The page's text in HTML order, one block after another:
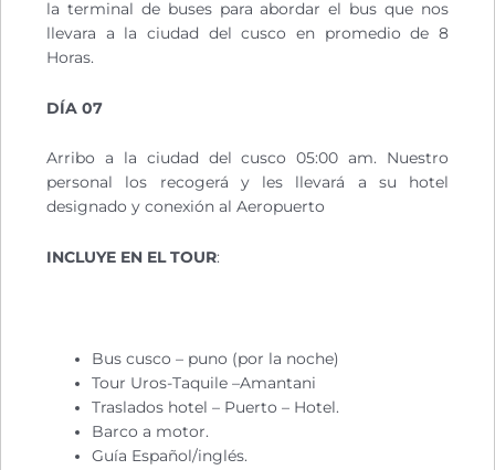
la terminal de buses para abordar el bus que nos
llevara a la ciudad del cusco en promedio de 8
Horas.
DÍA 07
Arribo a la ciudad del cusco 05:00 am. Nuestro
personal los recogerá y les llevará a su hotel
designado y conexión al Aeropuerto
INCLUYE EN EL TOUR:
Bus cusco – puno (por la noche)
Tour Uros-Taquile –Amantani
Traslados hotel – Puerto – Hotel.
Barco a motor.
Guía Español/inglés.